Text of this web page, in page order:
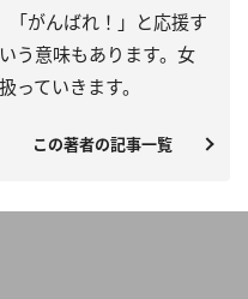
「がんばれ！」と応援す
う意味もあります。女
っていきます。
この著者の記事一覧